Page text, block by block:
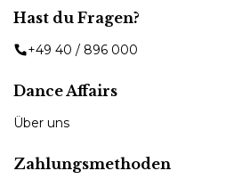
Hast du Fragen?
+49 40 / 896 000
Dance Affairs
Über uns
Zahlungsmethoden